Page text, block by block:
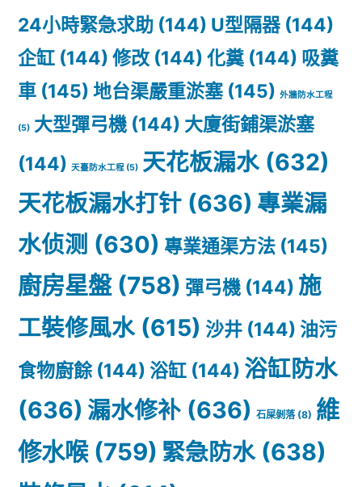
24小時緊急求助 (144) U型隔器 (144)
企缸 (144) 修改 (144) 化糞 (144) 吸糞
車 (145) 地台渠嚴重淤塞(145) 外牆防水工程
(5) 大型彈弓機 (144) 大廈街鋪渠淤塞
(144) 天臺防水工程 (5) 天花板漏水(632)
天花板漏水打针 (636) 專業漏
水侦测 (630) 專業通渠方法 (145)
廚房星盤(758) 彈弓機 (144) 施
工裝修風水(615) 沙井 (144) 油污
食物廚餘(144) 浴缸 (144) 浴缸防水
(636) 漏水修补 (636) 石屎剝落(8) 維
修水喉(759) 緊急防水(638)